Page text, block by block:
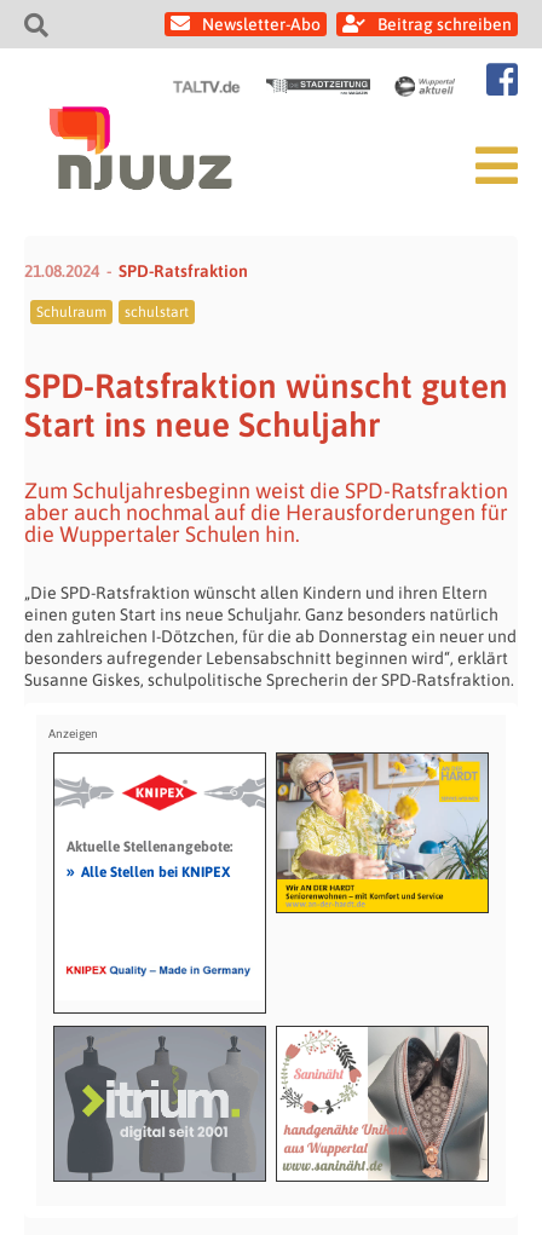
Newsletter-Abo Beitrag schreiben
21.08.2024 SPD-Ratsfraktion
Schulraum schulstart
SPD-Ratsfraktion wünscht guten
Start ins neue Schuljahr
Zum Schuljahresbeginn weist die SPD-Ratsfraktion
aber auch nochmal auf die Herausforderungen für
die Wuppertaler Schulen hin.
„Die SPD-Ratsfraktion wünscht allen Kindern und ihren Eltern
einen guten Start ins neue Schuljahr. Ganz besonders natürlich
den zahlreichen I-Dötzchen, für die ab Donnerstag ein neuer und
besonders aufregender Lebensabschnitt beginnen wird“, erklärt
Susanne Giskes, schulpolitische Sprecherin der SPD-Ratsfraktion.
Aktuelle Stellenangebote:
» Alle Stellen bei KNIPEX